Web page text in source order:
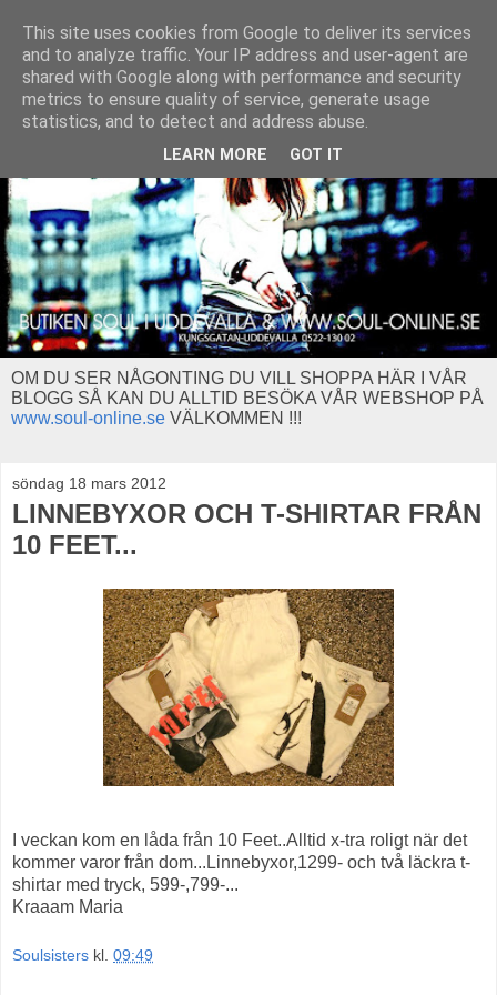
OM DU SER NÅGONTING DU VILL SHOPPA HÄR I VÅR
BLOGG SÅ KAN DU ALLTID BESÖKA VÅR WEBSHOP PÅ
www.soul-online.se VÄLKOMMEN !!!
söndag 18 mars 2012
LINNEBYXOR OCH T-SHIRTAR FRÅN
10 FEET...
I veckan kom en låda från 10 Feet..Alltid x-tra roligt när det
kommer varor från dom...Linnebyxor,1299- och två läckra t-
shirtar med tryck, 599-,799-...
Kraaam Maria
Soulsisters kl. 09:49
This site uses cookies from Google to deliver its services
and to analyze traffic. Your IP address and user-agent are
shared with Google along with performance and security
metrics to ensure quality of service, generate usage
statistics, and to detect and address abuse.
LEARN MORE GOT IT